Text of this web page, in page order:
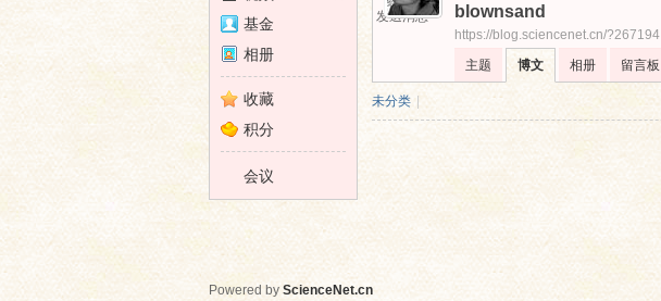
学
›
发送消息
blownsand
https://blog.sciencenet.cn/?267194
主题
博文 相册 留言板
未分类 |
基金
相册
收藏
积分
会议
Powered by ScienceNet.cn